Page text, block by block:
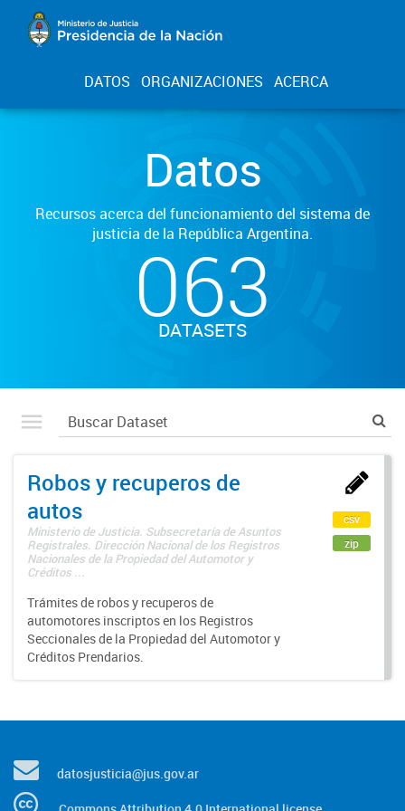
DATOS ORGANIZACIONES ACERCA
Datos
Recursos acerca del funcionamiento del sistema de
justicia de la República Argentina.
063
DATASETS
Robos y recuperos de
autos
Ministerio de Justicia. Subsecretaría de Asuntos
Registrales. Dirección Nacional de los Registros
Nacionales de la Propiedad del Automotor y
Créditos ...
Trámites de robos y recuperos de
automotores inscriptos en los Registros
Seccionales de la Propiedad del Automotor y
Créditos Prendarios.
csv
zip
datosjusticia@jus.gov.ar